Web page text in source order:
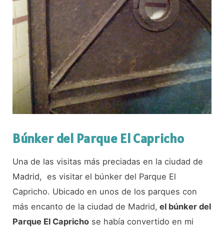
Búnker del Parque El Capricho
Una de las visitas más preciadas en la ciudad de
Madrid, es visitar el búnker del Parque El
Capricho. Ubicado en unos de los parques con
más encanto de la ciudad de Madrid, el búnker del
Parque El Capricho se había convertido en mi